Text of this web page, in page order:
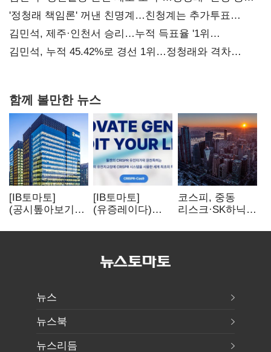
사과부터"
'정청래 책임론' 꺼낸 친명계…친청계는 추가투표
때리기
김민석, 제주·인천서 승리…누적 득표율 '1위
탈환'(종합)
김민석, 누적 45.42%로 경선 1위…정청래와 격차
함께 볼만한 뉴스
[IB토마토]
(공시톺아보기)
바로 매출로
[IB토마토]
(유증레이다)
3분의 1 토막…
비용부터 챙긴다
코스피, 중동
리스크·SK하닉
뒷걸음
뉴스
뉴스북
뉴스리듬